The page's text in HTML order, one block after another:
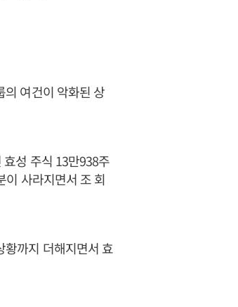
의 여건이 악화된 상
성 주식 13만938주
이 사라지면서 조 회
황까지 더해지면서 효